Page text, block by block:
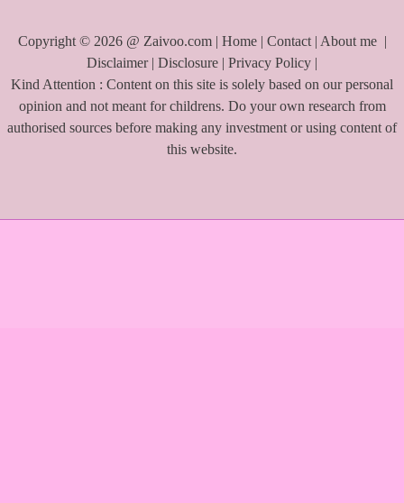
Copyright © 2026 @ Zaivoo.com | Home| Contact| About me |
Disclaimer| Disclosure | Privacy Policy |
Kind Attention : Content on this site is solely based on our personal
opinion and not meant for childrens. Do your own research from
authorised sources before making any investment or using content of
this website.